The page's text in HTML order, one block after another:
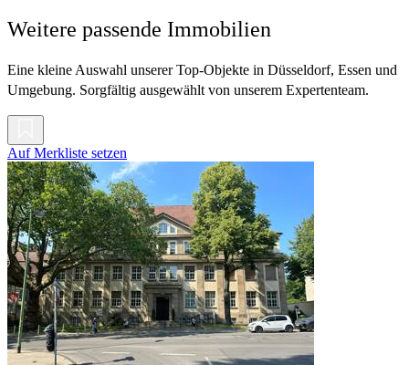
Weitere passende Immobilien
Eine kleine Auswahl unserer Top-Objekte in Düsseldorf, Essen und
Umgebung. Sorgfältig ausgewählt von unserem Expertenteam.
Auf Merkliste setzen